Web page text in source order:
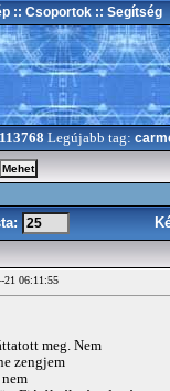
:: Csoportok :: Segítség
113768 Legújabb tag:
21 06:11:55
meg. Nem
zengjem